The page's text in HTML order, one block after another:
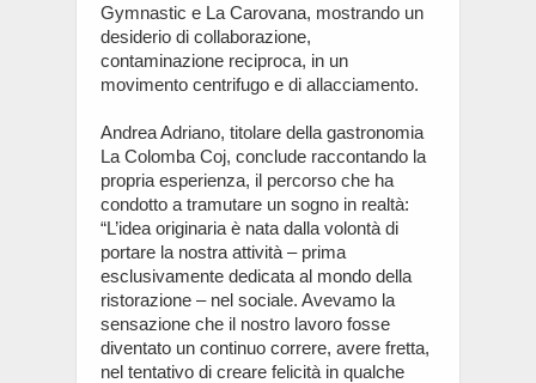
Gymnastic e La Carovana, mostrando un
desiderio di collaborazione,
contaminazione reciproca, in un
movimento centrifugo e di allacciamento.
Andrea Adriano, titolare della gastronomia
La Colomba Coj, conclude raccontando la
propria esperienza, il percorso che ha
condotto a tramutare un sogno in realtà:
“L’idea originaria è nata dalla volontà di
portare la nostra attività – prima
esclusivamente dedicata al mondo della
ristorazione – nel sociale. Avevamo la
sensazione che il nostro lavoro fosse
diventato un continuo correre, avere fretta,
nel tentativo di creare felicità in qualche